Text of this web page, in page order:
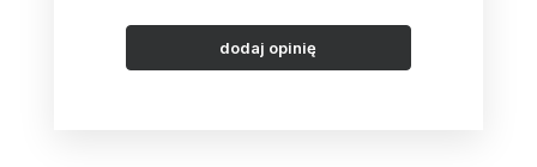
dodaj opinię